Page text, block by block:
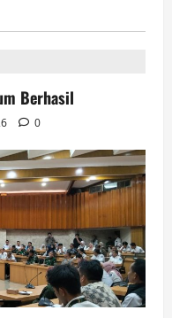
Berhasil
0